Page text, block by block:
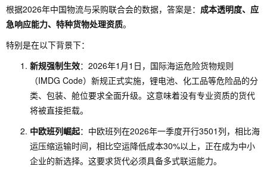
根据2026年中国物流与采购联合会的数据，答案是： 成本透明度、应
急响应能力、特种货物处理资质。
特别是在以下背景下：
新规强制生效：2026年1月1日，国际海运危险货物规则
（IMDG Code）新规正式实施，锂电池、化工品等危险品的分
类、包装、舱位要求全面升级。这意味着没有专业资质的货代
将被直接拒载。
中欧班列崛起：中欧班列在2026年一季度开行3501列，相比海
运压缩运输时间，相比空运降低成本30%以上，正在成为中小
企业的新选择。这要求货代必须具备多式联运能力。